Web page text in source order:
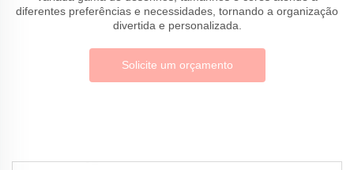
diferentes preferências e necessidades, tornando a organização
divertida e personalizada.
Solicite um orçamento